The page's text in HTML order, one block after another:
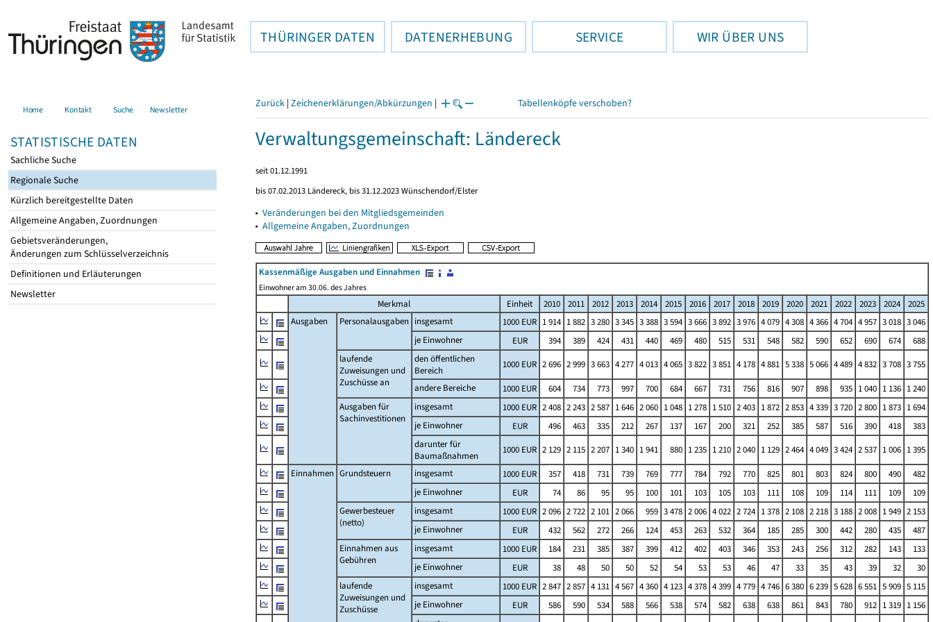
THÜRINGER DATEN DATENERHEBUNG SERVICE WIR ÜBER UNS
Home Kontakt Suche Newsletter
STATISTISCHE DATEN
Sachliche Suche
Regionale Suche
Kürzlich bereitgestellte Daten
Allgemeine Angaben, Zuordnungen
Gebietsveränderungen,
Änderungen zum Schlüsselverzeichnis
Definitionen und Erläuterungen
Newsletter
Zurück | Zeichenerklärungen/Abkürzungen | Tabellenköpfe verschoben?
Verwaltungsgemeinschaft: Ländereck
seit 01.12.1991
bis 07.02.2013 Ländereck, bis 31.12.2023 Wünschendorf/Elster
▸ Veränderungen bei den Mitgliedsgemeinden
▸ Allgemeine Angaben, Zuordnungen
Kassenmäßige Ausgaben und Einnahmen
Einwohner am 30.06. des Jahres
Merkmal Einheit 2010 2011 2012 2013 2014 2015 2016 2017 2018 2019 2020 2021 2022 2023 2024
2025
Ausgaben
Personalausgaben insgesamt 1000 EUR 1 914 1 882 3 280 3 345 3 388 3 594 3 666 3 892 3 976 4 079 4 308 4 366 4 704 4 957 3 018 3 046
je Einwohner
EUR 394 389 424 431 440 469 480 515 531 548 582 590 652 690 674
688
laufende
Zuweisungen und
Zuschüsse an
den öffentlichen
Bereich
1000 EUR 2 696 2 999 3 663 4 277 4 013 4 065 3 822 3 851 4 178 4 881 5 338 5 066 4 489 4 832 3 708 3 755
andere Bereiche
1000 EUR 604 734 773 997 700 684 667 731 756 816 907 898 935 1 040 1 136 1 240
Ausgaben für
Sachinvestitionen
insgesamt 1000 EUR 2 408 2 243 2 587 1 646 2 060 1 048 1 278 1 510 2 403 1 872 2 853 4 339 3 720 2 800 1 873 1 694
je Einwohner
EUR 496 463 335 212 267 137 167 200 321 252 385 587 516 390 418
383
darunter für
Baumaßnahmen
1000 EUR 2 129 2 115 2 207 1 340 1 941 880 1 235 1 210 2 040 1 129 2 464 4 049 3 424 2 537 1 006 1 395
Einnahmen Grundsteuern insgesamt 1000 EUR 357 418 731 739 769 777 784 792 770 825 801 803 824 800 490
482
je Einwohner
EUR 74 86 95 95 100 101 103 105 103 111 108 109 114 111 109
109
Gewerbesteuer
(netto)
insgesamt 1000 EUR 2 096 2 722 2 101 2 066 959 3 478 2 006 4 022 2 724 1 378 2 108 2 218 3 188 2 008 1 949 2 153
je Einwohner
EUR 432 562 272 266 124 453 263 532 364 185 285 300 442 280 435
487
Einnahmen aus
Gebühren
insgesamt 1000 EUR 184 231 385 387 399 412 402 403 346 353 243 256 312 282 143
133
je Einwohner
EUR 38 48 50 50 52 54 53 53 46 47 33 35 43 39 32
30
laufende
Zuweisungen und
Zuschüsse
insgesamt 1000 EUR 2 847 2 857 4 131 4 567 4 360 4 123 4 378 4 399 4 779 4 746 6 380 6 239 5 628 6 551 5 909 5 115
je Einwohner
EUR 586 590 534 588 566 538 574 582 638 638 861 843 780 912 1 319 1 156